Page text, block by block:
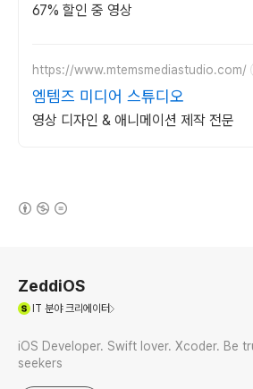
67% 할인 중 영상
https://www.mtemsmediastudio.com/
엠템즈 미디어 스튜디오
영상 디자인 & 애니메이션 제작 전문
ZeddiOS
IT 분야 크리에이터
iOS Developer. Swift lover. Xcoder. Be truth
seekers